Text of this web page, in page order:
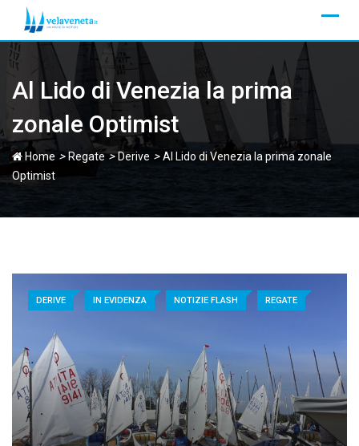
content
Al Lido di Venezia la prima
zonale Optimist
Home > Regate>Derive >Al Lido di Venezia la prima zonale
Optimist
DERIVE IN EVIDENZA NOTIZIE FLASH REGATE